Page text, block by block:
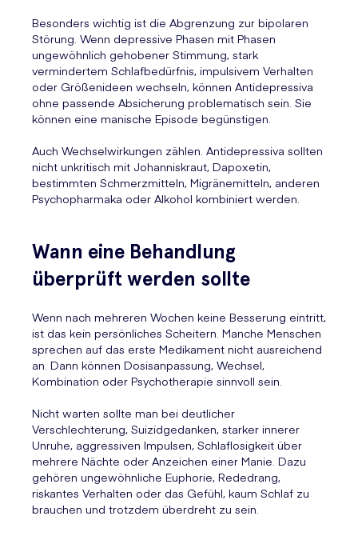
Besonders wichtig ist die Abgrenzung zur bipolaren
Störung. Wenn depressive Phasen mit Phasen
ungewöhnlich gehobener Stimmung, stark
vermindertem Schlafbedürfnis, impulsivem Verhalten
oder Größenideen wechseln, können Antidepressiva
ohne passende Absicherung problematisch sein. Sie
können eine manische Episode begünstigen.
Auch Wechselwirkungen zählen. Antidepressiva sollten
nicht unkritisch mit Johanniskraut, Dapoxetin,
bestimmten Schmerzmitteln, Migränemitteln, anderen
Psychopharmaka oder Alkohol kombiniert werden.
Wann eine Behandlung
überprüft werden sollte
Wenn nach mehreren Wochen keine Besserung eintritt,
ist das kein persönliches Scheitern. Manche Menschen
sprechen auf das erste Medikament nicht ausreichend
an. Dann können Dosisanpassung, Wechsel,
Kombination oder Psychotherapie sinnvoll sein.
Nicht warten sollte man bei deutlicher
Verschlechterung, Suizidgedanken, starker innerer
Unruhe, aggressiven Impulsen, Schlaflosigkeit über
mehrere Nächte oder Anzeichen einer Manie. Dazu
gehören ungewöhnliche Euphorie, Rededrang,
riskantes Verhalten oder das Gefühl, kaum Schlaf zu
brauchen und trotzdem überdreht zu sein.